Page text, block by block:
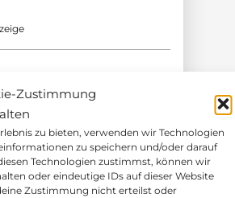
Zustimmung
zu bieten, verwenden wir Technologien
zu speichern und/oder darauf
Technologien zustimmst, können wir
oder eindeutige IDs auf dieser Website
Zustimmung nicht erteilst oder